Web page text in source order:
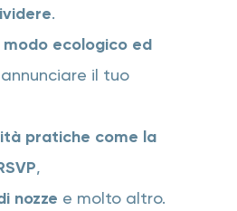
.
ecologico ed
il tuo
pratiche come la
,
nozze e molto altro.